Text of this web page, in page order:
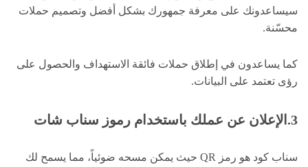
سيساعدونك على معرفة جمهورك بشكل أفضل وتصميم حملات
محسّنة.
كما يساعدون في إطلاق حملات فائقة الاستهداف والحصول على
رؤى تعتمد على البيانات.
3.الإعلان عن عملك باستخدام رموز سناب شات
سناب كود هو رمز QR حيث يمكن مسحه ضوئياً، مما يسمح لك